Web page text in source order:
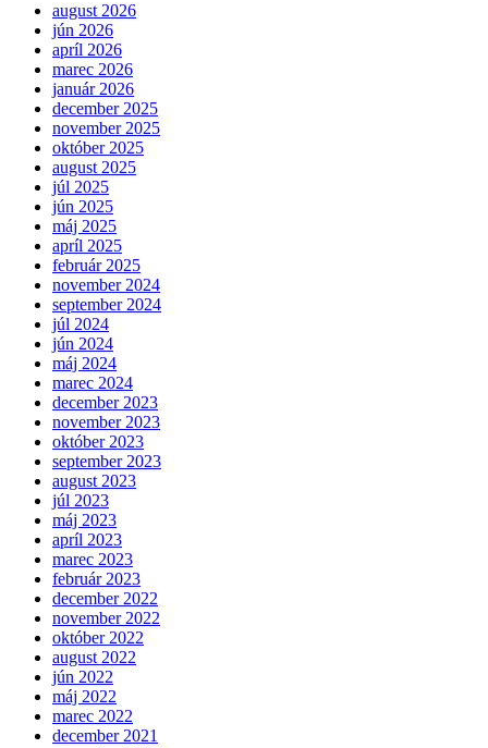
august 2026
jún 2026
apríl 2026
marec 2026
január 2026
december 2025
november 2025
október 2025
august 2025
júl 2025
jún 2025
máj 2025
apríl 2025
február 2025
november 2024
september 2024
júl 2024
jún 2024
máj 2024
marec 2024
december 2023
november 2023
október 2023
september 2023
august 2023
júl 2023
máj 2023
apríl 2023
marec 2023
február 2023
december 2022
november 2022
október 2022
august 2022
jún 2022
máj 2022
marec 2022
december 2021